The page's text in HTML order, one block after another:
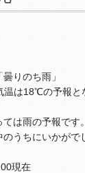
りのち雨」
は18℃の予報と
は雨の予報です。
うちにいかがで
00現在